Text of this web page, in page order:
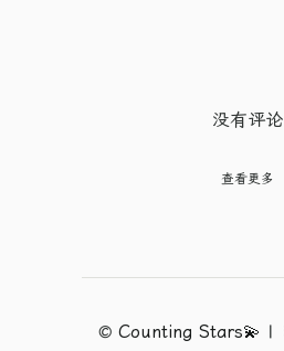
没有评论
查看更多
© Counting Stars💫 |